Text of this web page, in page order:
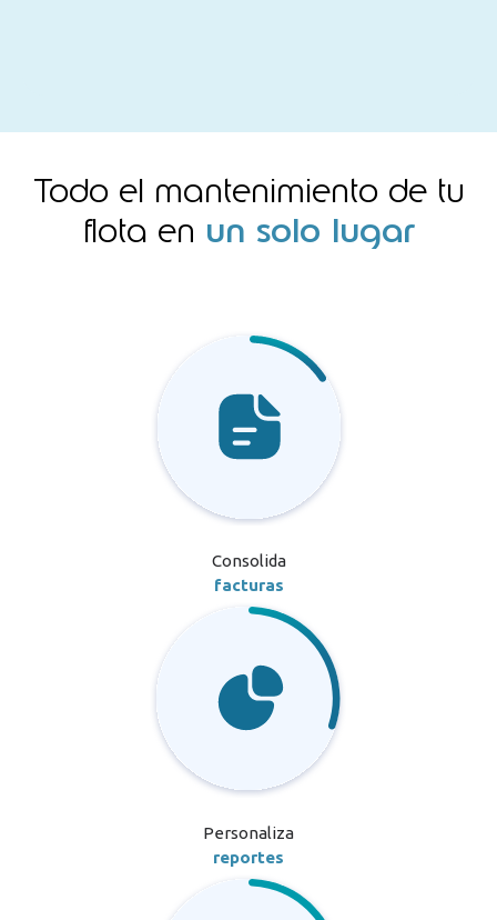
Todo el mantenimiento de tu
flota en un solo lugar
Consolida
facturas
Personaliza
reportes